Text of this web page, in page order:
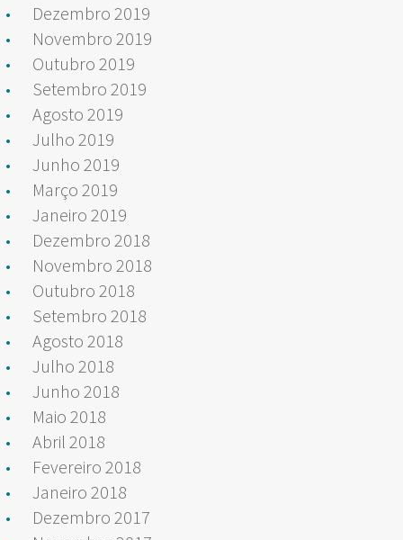
Dezembro 2019
Novembro 2019
Outubro 2019
Setembro 2019
Agosto 2019
Julho 2019
Junho 2019
Março 2019
Janeiro 2019
Dezembro 2018
Novembro 2018
Outubro 2018
Setembro 2018
Agosto 2018
Julho 2018
Junho 2018
Maio 2018
Abril 2018
Fevereiro 2018
Janeiro 2018
Dezembro 2017